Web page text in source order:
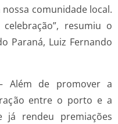
comunidade local.
resumiu o
Paraná, Luiz Fernando
– Além de promover a
entre o porto e a
rendeu premiações